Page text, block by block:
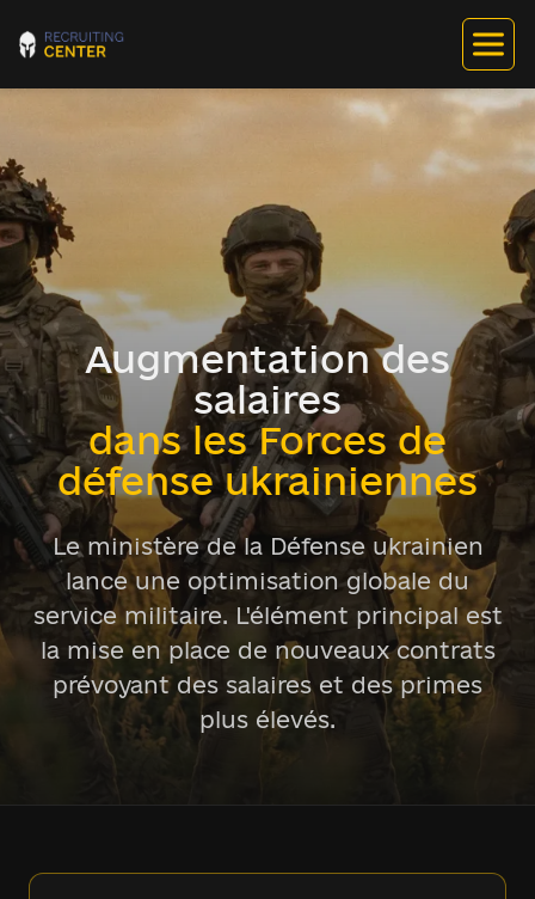
Augmentation des
salaires
dans les Forces de
défense ukrainiennes
Le ministère de la Défense ukrainien
lance une optimisation globale du
service militaire. L'élément principal est
la mise en place de nouveaux contrats
prévoyant des salaires et des primes
plus élevés.